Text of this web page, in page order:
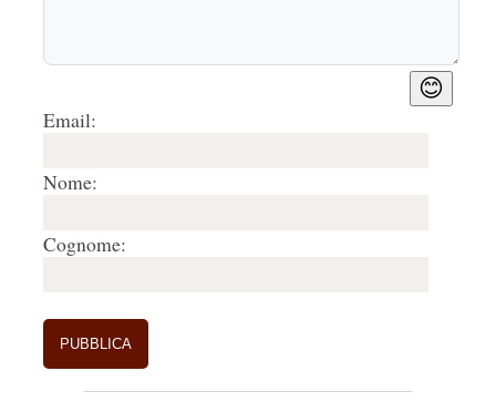
😊
Email:
Nome:
Cognome: